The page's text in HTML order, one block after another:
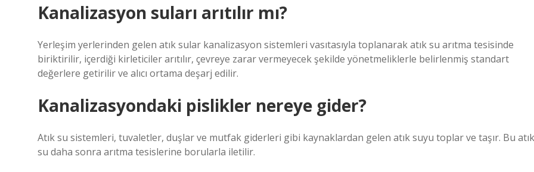
Kanalizasyon suları arıtılır mı?
Yerleşim yerlerinden gelen atık sular kanalizasyon sistemleri vasıtasıyla toplanarak atık su arıtma tesisinde
biriktirilir, içerdiği kirleticiler arıtılır, çevreye zarar vermeyecek şekilde yönetmeliklerle belirlenmiş standart
değerlere getirilir ve alıcı ortama deşarj edilir.
Kanalizasyondaki pislikler nereye gider?
Atık su sistemleri, tuvaletler, duşlar ve mutfak giderleri gibi kaynaklardan gelen atık suyu toplar ve taşır. Bu atık
su daha sonra arıtma tesislerine borularla iletilir.